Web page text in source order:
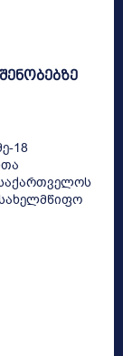
18
საქართველოს